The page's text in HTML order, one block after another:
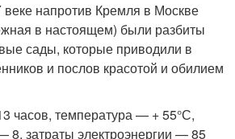
напротив Кремля в Москве
в настоящем) были разбиты
сады, которые приводили в
и послов красотой и обилием
часов, температура — + 55°С,
8, затраты электроэнергии — 85